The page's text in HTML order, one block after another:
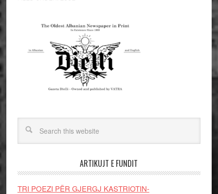
ARTIKUJT E FUNDIT
TRI POEZI PËR GJERGJ KASTRIOTIN-